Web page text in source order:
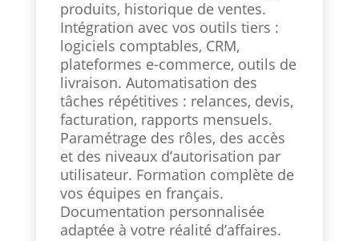
produits, historique de ventes.
Intégration avec vos outils tiers :
logiciels comptables, CRM,
plateformes e-commerce, outils de
livraison. Automatisation des
tâches répétitives : relances, devis,
facturation, rapports mensuels.
Paramétrage des rôles, des accès
et des niveaux d’autorisation par
utilisateur. Formation complète de
vos équipes en français.
Documentation personnalisée
adaptée à votre réalité d’affaires.